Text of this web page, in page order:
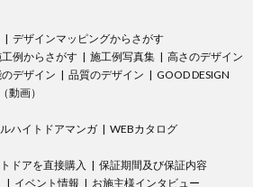
デザインマッピングからさがす
例からさがす 施工例写真集
高さのデザイン
デザイン 品質のデザイン
GOOD DESIGN
動画）
ハイトドアマンガ
WEBカタログ
ドアを直接購入
保証期間及び保証内容
イベント情報
お施主様インタビュー